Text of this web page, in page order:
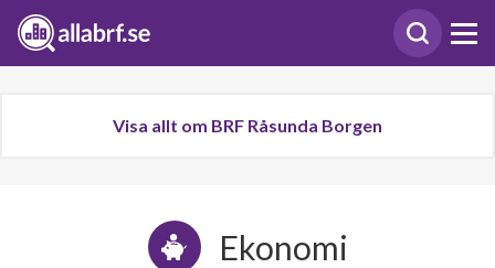
Visa allt om BRF Råsunda Borgen
Ekonomi